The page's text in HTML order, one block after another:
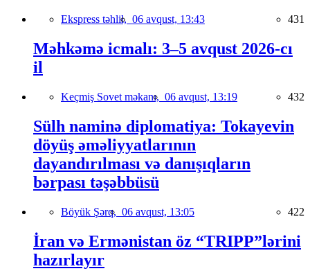
Ekspress təhlil, 06 avqust, 13:43 431
Məhkəmə icmalı: 3–5 avqust 2026-cı
il
Keçmiş Sovet məkanı, 06 avqust, 13:19 432
Sülh naminə diplomatiya: Tokayevin
döyüş əməliyyatlarının
dayandırılması və danışıqların
bərpası təşəbbüsü
Böyük Şərq, 06 avqust, 13:05 422
İran və Ermənistan öz “TRIPP”lərini
hazırlayır